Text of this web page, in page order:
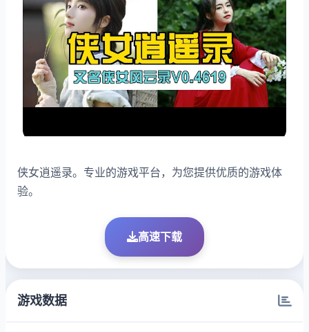
侠女逍遥录。专业的游戏平台，为您提供优质的游戏体
验。
高速下载
游戏数据